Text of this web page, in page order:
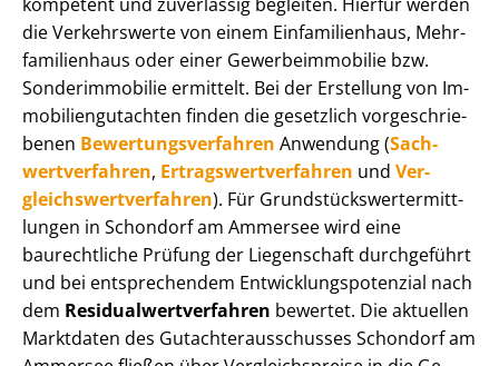
die Verkehrswerte von einem Einfamilienhaus, Mehr­
fa­mi­li­en­haus oder einer Ge­wer­be­im­mo­bi­lie bzw.
Sonderimmobilie ermittelt. Bei der Erstellung von Im­
mo­bi­li­en­gut­ach­ten finden die gesetzlich vor­ge­schrie­
be­nen Be­wer­tungs­ver­fah­ren Anwendung (Sach­
wert­ver­fah­ren, Er­trags­wert­ver­fah­ren und Ver­
gleichs­wert­ver­fah­ren). Für Grund­stücks­wert­ermitt­
lun­gen in Schondorf am Ammersee wird eine
baurechtliche Prüfung der Liegenschaft durchgeführt
und bei entsprechendem Ent­wick­lungs­po­ten­zi­al nach
dem Re­si­du­al­wert­ver­fah­ren bewertet. Die aktuellen
Marktdaten des Gut­ach­ter­aus­schus­ses Schondorf am